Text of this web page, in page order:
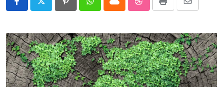
PinterestWhatsappCloud StumbleUpon
Print
Share
Email